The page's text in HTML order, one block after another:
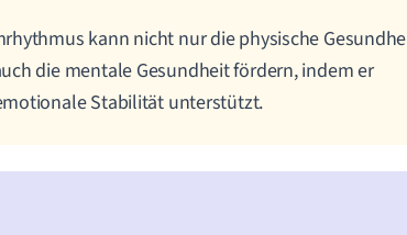
kann nicht nur die physische
die mentale Gesundheit fördern, indem er
Stabilität unterstützt.